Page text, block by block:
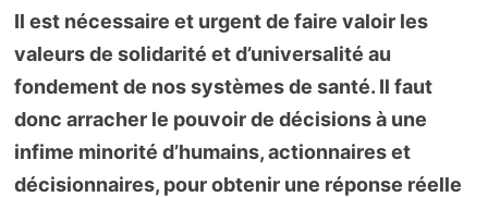
Il est nécessaire et urgent de faire valoir les
valeurs de solidarité et d’universalité au
fondement de nos systèmes de santé. Il faut
donc arracher le pouvoir de décisions à une
infime minorité d’humains, actionnaires et
décisionnaires, pour obtenir une réponse réelle